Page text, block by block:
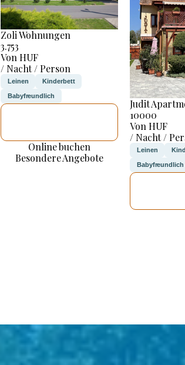
Zoli Wohnungen
3.753
Von HUF
/ Nacht / Person
Leinen Kinderbett
Babyfreundlich
Online buchen
Besondere Angebote
Judit
10000
Von HUF
/ Nacht /
Leinen
Babyfreundlich